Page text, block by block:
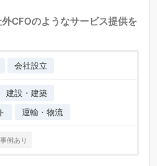
CFOのようなサービス提供を
会社設立
建設・建築
運輸・物流
例あり